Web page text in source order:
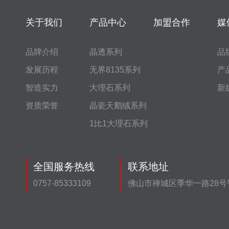
关于我们
品牌介绍
发展历程
智造实力
资质荣誉
产品中心
晶透系列
无界8135系列
大理石系列
晶瓷天鹅绒系列
1比1大理石系列
加盟合作 媒
品
产
新
全国服务热线
0757-85333109
联系地址
佛山市禅城区季华一路28